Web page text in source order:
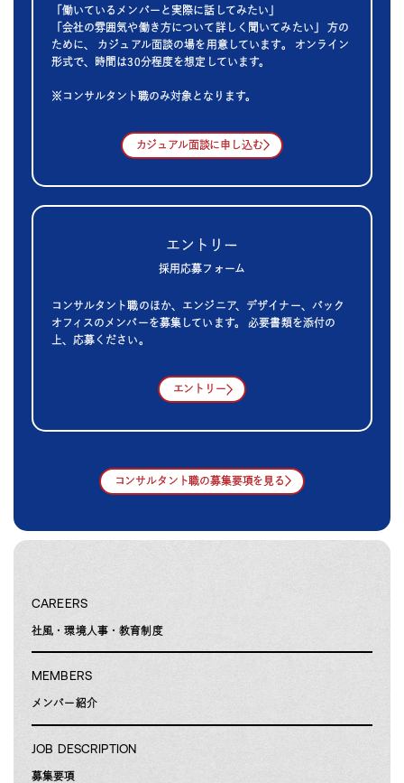
「働いているメンバーと実際に話してみたい」
「会社の雰囲気や働き方について詳しく聞いてみたい」 方の
ために、
カジュアル面談の場を用意しています。 オンライン
形式で、時間は30分程度を想定しています。
※コンサルタント職のみ対象となります。
カジュアル面談に申し込む
エントリー
採用応募フォーム
コンサルタント職のほか、エンジニア、デザイナー、バック
オフィスのメンバーを募集しています。 必要書類を添付の
上、応募ください。
エントリー
コンサルタント職の募集要項を見る
CAREERS
社風・環境人事・教育制度
MEMBERS
メンバー紹介
JOB DESCRIPTION
募集要項